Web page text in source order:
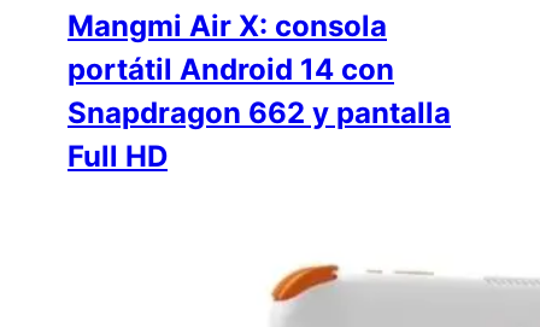
Mangmi Air X: consola
portátil Android 14 con
Snapdragon 662 y pantalla
Full HD